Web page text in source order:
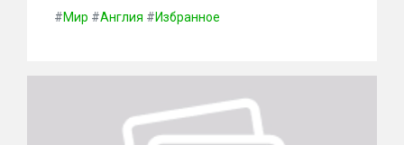
#Мир #Англия #Избранное